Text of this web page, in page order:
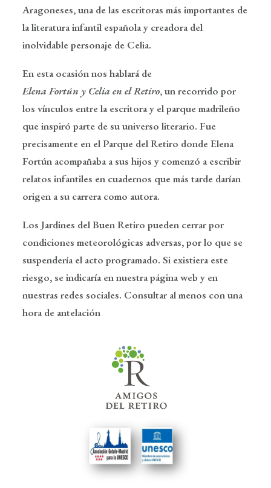
Aragoneses, una de las escritoras más importantes de
la literatura infantil española y creadora del
inolvidable personaje de Celia.
En esta ocasión nos hablará de
Elena Fortún y Celia en el Retiro, un recorrido por
los vínculos entre la escritora y el parque madrileño
que inspiró parte de su universo literario. Fue
precisamente en el Parque del Retiro donde Elena
Fortún acompañaba a sus hijos y comenzó a escribir
relatos infantiles en cuadernos que más tarde darían
origen a su carrera como autora.
Los Jardines del Buen Retiro pueden cerrar por
condiciones meteorológicas adversas, por lo que se
suspendería el acto programado. Si existiera este
riesgo, se indicaría en nuestra página web y en
nuestras redes sociales. Consultar al menos con una
hora de antelación